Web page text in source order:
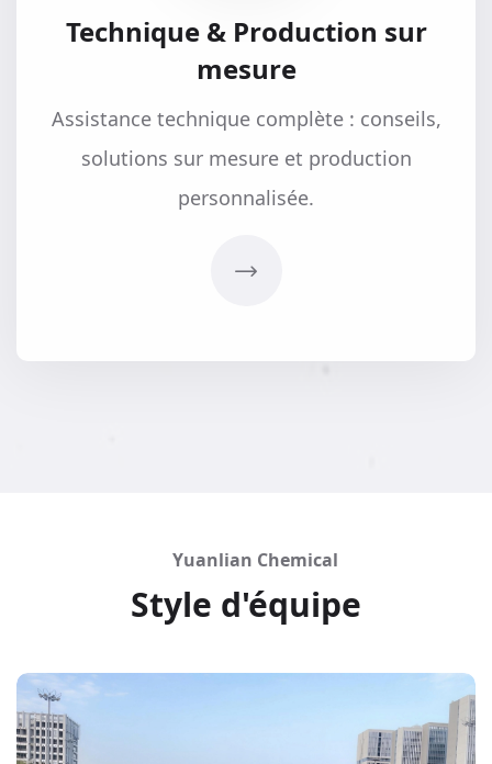
Technique & Production sur
mesure
Assistance technique complète : conseils,
solutions sur mesure et production
personnalisée.
Yuanlian Chemical
Style d'équipe